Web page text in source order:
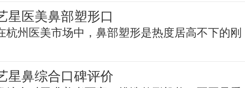
星医美鼻部塑形口
杭州医美市场中，鼻部塑形是热度居高不下的刚
星鼻综合口碑评价